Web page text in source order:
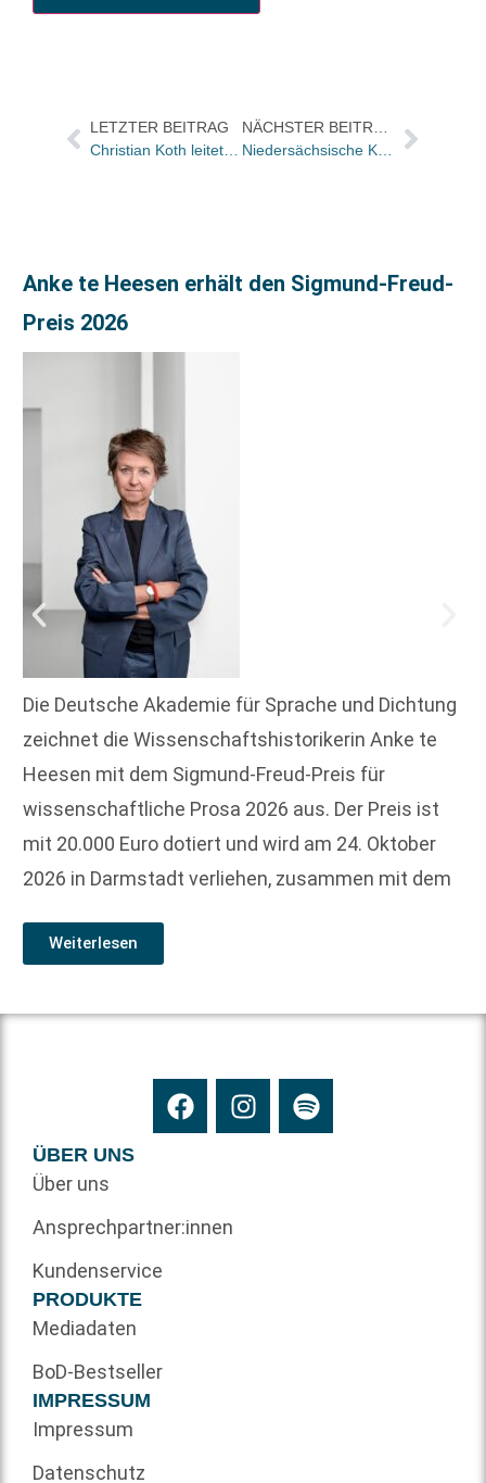
LETZTER BEITRAG
Christian Koth leitet Hanser Sachbuch Wissen, Wirtschaft, Gesellschaft
Anke te Heesen erhält den Sigmund-Freud-
Preis 2026
Die Deutsche Akademie für Sprache und Dichtung
zeichnet die Wissenschaftshistorikerin Anke te
Heesen mit dem Sigmund-Freud-Preis für
wissenschaftliche Prosa 2026 aus. Der Preis ist
mit 20.000 Euro dotiert und wird am 24. Oktober
2026 in Darmstadt verliehen, zusammen mit dem
Weiterlesen
ÜBER UNS
Über uns
Ansprechpartner:innen
Kundenservice
PRODUKTE
Mediadaten
BoD-Bestseller
IMPRESSUM
Impressum
Datenschutz